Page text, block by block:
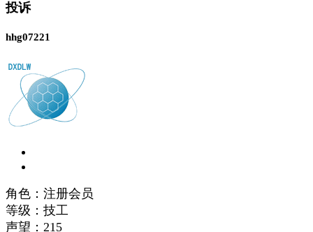
投诉
hhg07221
角色：注册会员
等级：技工
声望： 215